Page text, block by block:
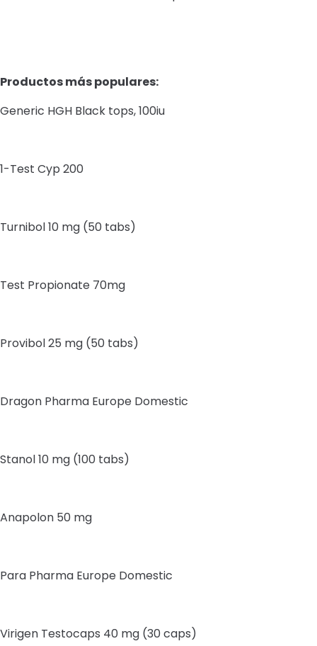
Productos más populares:
Generic HGH Black tops, 100iu
1-Test Cyp 200
Turnibol 10 mg (50 tabs)
Test Propionate 70mg
Provibol 25 mg (50 tabs)
Dragon Pharma Europe Domestic
Stanol 10 mg (100 tabs)
Anapolon 50 mg
Para Pharma Europe Domestic
Virigen Testocaps 40 mg (30 caps)